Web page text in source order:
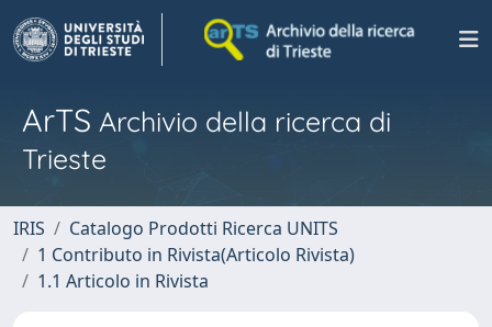
ArTS Archivio della ricerca di
Trieste
IRIS
Catalogo Prodotti Ricerca UNITS
1 Contributo in Rivista(Articolo Rivista)
1.1 Articolo in Rivista